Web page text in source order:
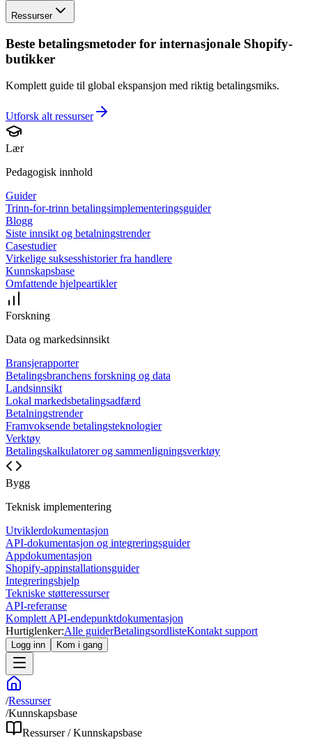
Ressurser
Beste betalingsmetoder for internasjonale Shopify-
butikker
Komplett guide til global ekspansjon med riktig betalingsmiks.
Utforsk alt ressurser
Lær
Pedagogisk innhold
Guider
Trinn-for-trinn betalingsimplementeringsguider
Blogg
Siste innsikt og betalningstrender
Casestudier
Virkelige suksesshistorier fra handlere
Kunnskapsbase
Omfattende hjelpeartikler
Forskning
Data og markedsinnsikt
Bransjerapporter
Betalingsbranchens forskning og data
Landsinnsikt
Lokal markedsbetalingsadfærd
Betalningstrender
Framvoksende betalingsteknologier
Verktøy
Betalingskalkulatorer og sammenligningsverktøy
Bygg
Teknisk implementering
Utviklerdokumentasjon
API-dokumentasjon og integreringsguider
Appdokumentasjon
Shopify-appinstallationsguider
Integreringshjelp
Tekniske støtteressurser
API-referanse
Komplett API-endepunktdokumentasjon
Hurtiglenker:Alle guiderBetalingsordlisteKontakt support
Logg inn Kom i gang
/Ressurser
/Kunnskapsbase
Ressurser / Kunnskapsbase